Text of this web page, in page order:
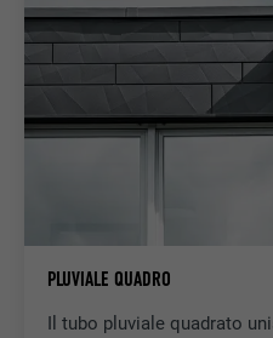
PLUVIALE QUADRO
Il tubo pluviale quadrato
SCOPO Cookie
NOME li_sugr
SCOPO Cookie